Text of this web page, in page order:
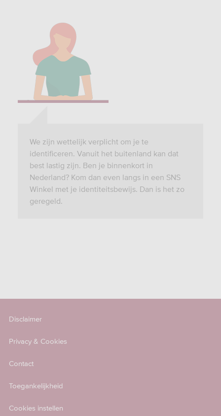
We zijn wettelijk verplicht om je te
identificeren. Vanuit het buitenland kan dat
best lastig zijn. Ben je binnenkort in
Nederland? Kom dan even langs in een SNS
Winkel met je identiteitsbewijs. Dan is het zo
geregeld.
Disclaimer
Privacy & Cookies
Contact
Toegankelijkheid
Cookies instellen